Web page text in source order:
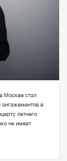
Москве стал
ангажементов в
летнего
не имеет